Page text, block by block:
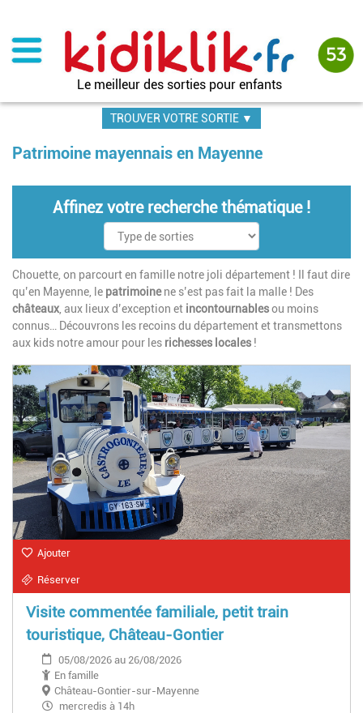
contenu
principal
Le meilleur des sorties pour enfants
TROUVER VOTRE SORTIE ▼
Patrimoine mayennais en Mayenne
Affinez votre recherche thématique !
Chouette, on parcourt en famille notre joli département ! Il faut dire
qu’en Mayenne, le patrimoinene s’est pas fait la malle ! Des
châteaux, aux lieux d’exception et incontournablesou moins
connus… Découvrons les recoins du département et transmettons
aux kids notre amour pour les richesses locales !
Ajouter
Réserver
Visite commentée familiale, petit train
touristique, Château-Gontier
05/08/2026 au 26/08/2026
En famille
Château-Gontier-sur-Mayenne
mercredis à 14h